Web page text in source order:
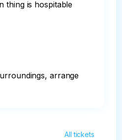
thing is hospitable
arrange
All tickets